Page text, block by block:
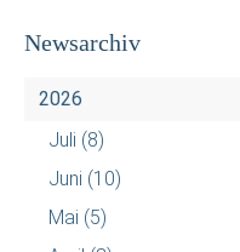
Newsarchiv
2026
Juli (8)
Juni (10)
Mai (5)